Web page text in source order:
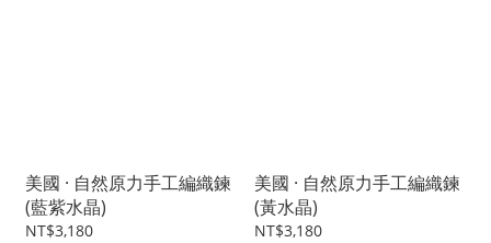
美國 · 自然原力手工編織鍊
(藍紫水晶)
NT$3,180
美國 · 自然原力手工編織鍊
(黃水晶)
NT$3,180